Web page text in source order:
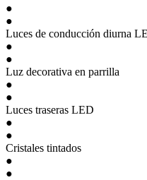
●
●
Luces de conducción diurna
●
●
Luz decorativa en parrilla
●
●
Luces traseras LED
●
●
Cristales tintados
●
●